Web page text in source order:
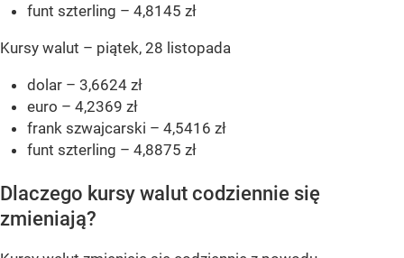
funt szterling – 4,8145 zł
Kursy walut – piątek, 28 listopada
dolar – 3,6624 zł
euro – 4,2369 zł
frank szwajcarski – 4,5416 zł
funt szterling – 4,8875 zł
Dlaczego kursy walut codziennie się
zmieniają?